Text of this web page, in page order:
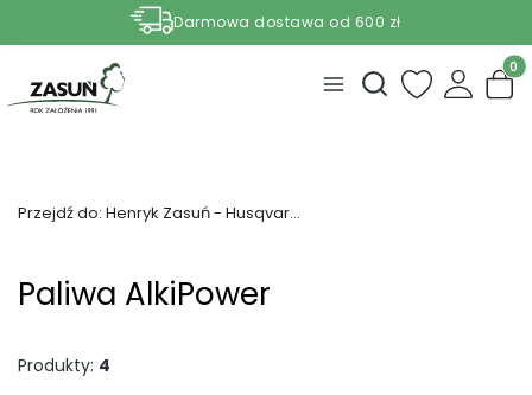
Darmowa dostawa od 600 zł
zobacz
Otwórz
Przejdź do: Henryk Zasuń - Husqvarna Janów
Paliwa AlkiPower
Produkty: 4